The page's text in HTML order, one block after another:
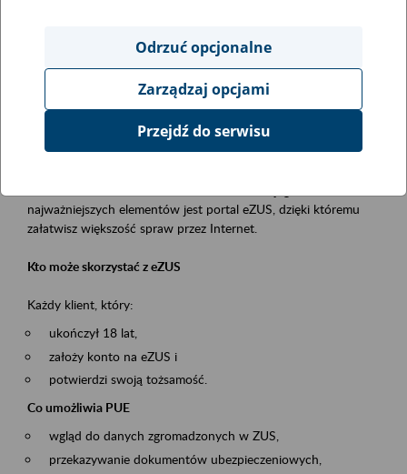
Obszar merytoryczny
obsługa klientów
Opis wydarzenia
Platforma Usług Elektronicznych ZUS eZUS
najważniejszych elementów jest portal eZUS, dzięki któremu
załatwisz większość spraw przez Internet.
Kto może skorzystać z eZUS
Każdy klient, który:
ukończył 18 lat,
założy konto na eZUS i
potwierdzi swoją tożsamość.
Co umożliwia PUE
wgląd do danych zgromadzonych w ZUS,
przekazywanie dokumentów ubezpieczeniowych,
Odrzuć opcjonalne
Zarządzaj opcjami
Przejdź do serwisu